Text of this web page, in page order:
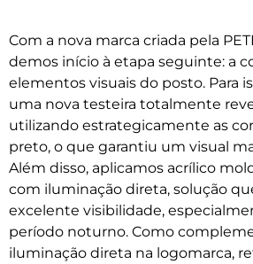
Com a nova marca criada pela
demos início à etapa seguinte: a
elementos visuais do posto. Para
uma nova testeira totalmente
utilizando estrategicamente as
preto, o que garantiu um visual
Além disso, aplicamos acrílico
com iluminação direta, solução
excelente visibilidade,
período noturno. Como
iluminação direta na logomarca,